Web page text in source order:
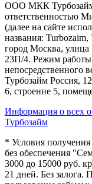
ООО МКК Турбозайм
ответственностью
(далее на сайте
названия:
город Москва,
23П/4. Режим
непосредственного
Турбозайм Россия,
6, строение 5,
Информация о всех
Турбозайм
* Условия получения
без обеспечения
3000 до 15000 руб.
21 дней. Без залога.